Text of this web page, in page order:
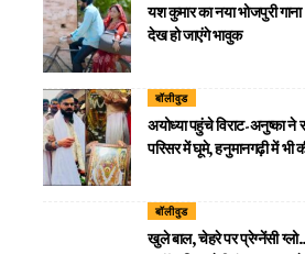
यश कुमार का नया भोजपुरी
देख हो जाएंगे भावुक
बॉलीवुड
अयोध्या पहुंचे विराट-अनुष्का ने
परिसर में घूमे, हनुमानगढ़ी में भी
बॉलीवुड
खुले बाल, चेहरे पर प्रेग्नेंसी